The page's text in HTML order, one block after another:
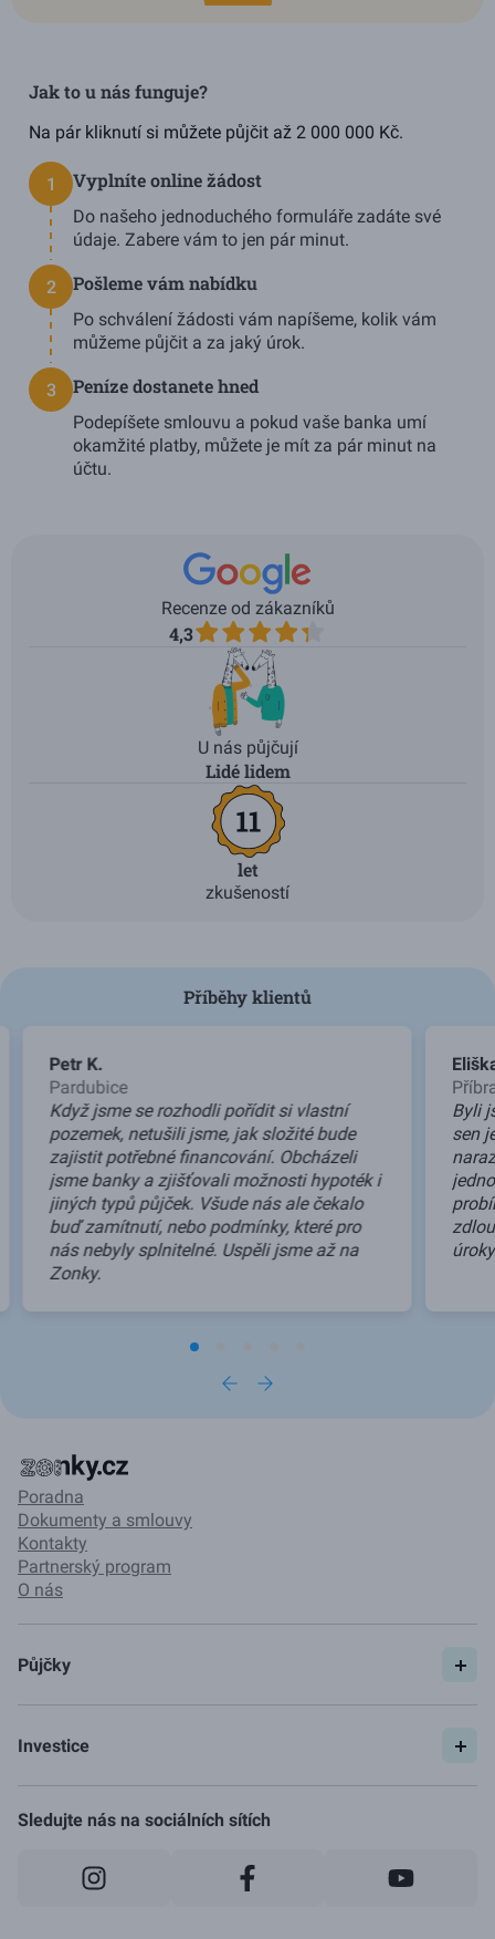
Jak to u nás funguje?
Na pár kliknutí si můžete půjčit až 2 000 000 Kč.
1 Vyplníte online žádost
Do našeho jednoduchého formuláře zadáte své
údaje. Zabere vám to jen pár minut.
2 Pošleme vám nabídku
Po schválení žádosti vám napíšeme, kolik vám
můžeme půjčit a za jaký úrok.
3 Peníze dostanete hned
Podepíšete smlouvu a pokud vaše banka umí
okamžité platby, můžete je mít za pár minut na
účtu.
Recenze od zákazníků
4,3
U nás půjčují
Lidé lidem
let
zkušeností
Příběhy klientů
Petr K.
Pardubice
Když jsme se rozhodli pořídit si vlastní
pozemek, netušili jsme, jak složité bude
zajistit potřebné financování. Obcházeli
jsme banky a zjišťovali možnosti hypoték i
jiných typů půjček. Všude nás ale čekalo
buď zamítnutí, nebo podmínky, které pro
nás nebyly splnitelné. Uspěli jsme až na
Zonky.
Byli
sen
Poradna
Dokumenty a smlouvy
Kontakty
Partnerský program
O nás
Půjčky
Pojištění
Investice
Jak to funguje
Sledujte nás na sociálních sítích